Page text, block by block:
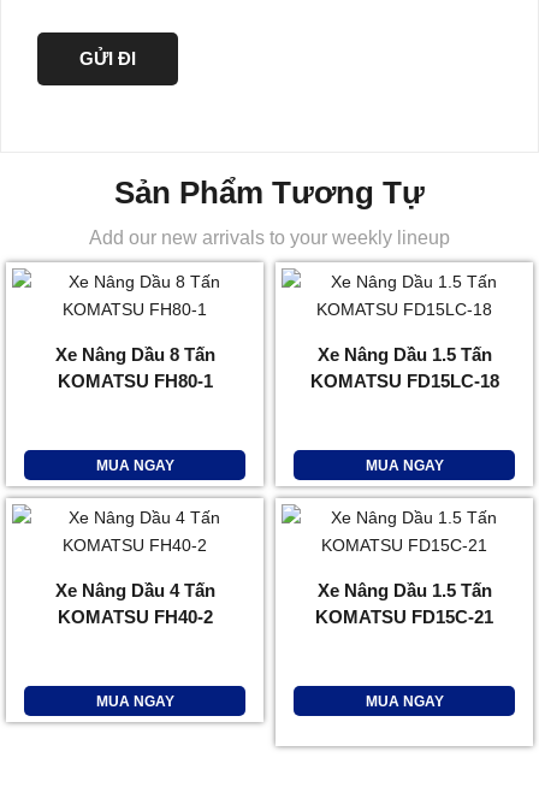
Sản Phẩm Tương Tự
Add our new arrivals to your weekly lineup
Xe Nâng Dầu 8 Tấn
KOMATSU FH80-1
MUA NGAY
Xe Nâng Dầu 1.5 Tấn
KOMATSU FD15LC-18
MUA NGAY
Xe Nâng Dầu 4 Tấn
KOMATSU FH40-2
MUA NGAY
Xe Nâng Dầu 1.5 Tấn
KOMATSU FD15C-21
MUA NGAY